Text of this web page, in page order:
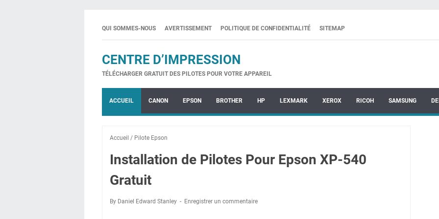
QUI SOMMES-NOUS AVERTISSEMENT POLITIQUE DE CONFIDENTIALITÉ SITEMAP
CENTRE D’IMPRESSION
TÉLÉCHARGER GRATUIT DES PILOTES POUR VOTRE APPAREIL
ACCUEIL CANON EPSON BROTHER HP LEXMARK XEROX RICOH SAMSUNG
Accueil / Pilote Epson
Installation de Pilotes Pour Epson XP-540
Gratuit
By Daniel Edward Stanley Enregistrer un commentaire